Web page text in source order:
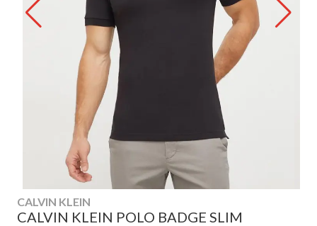
CALVIN KLEIN
CALVIN KLEIN POLO BADGE SLIM